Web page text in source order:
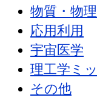
物質・物
応用利用
宇宙医学
理工学ミ
その他